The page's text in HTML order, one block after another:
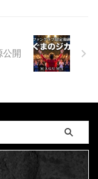
公開